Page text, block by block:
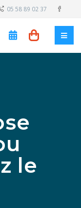
05 58 89 02 37
le